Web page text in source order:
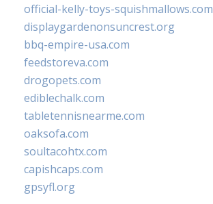
official-kelly-toys-squishmallows.com
displaygardenonsuncrest.org
bbq-empire-usa.com
feedstoreva.com
drogopets.com
ediblechalk.com
tabletennisnearme.com
oaksofa.com
soultacohtx.com
capishcaps.com
gpsyfl.org